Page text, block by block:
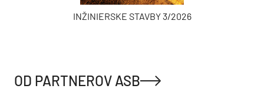
INŽINIERSKE STAVBY 3/2026
OD PARTNEROV ASB